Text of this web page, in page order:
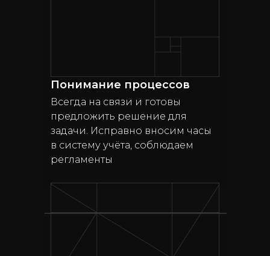
Понимание процессов
Всегда на связи и готовы
предложить решение для
задачи. Исправно вносим часы
в систему учёта, соблюдаем
регламенты